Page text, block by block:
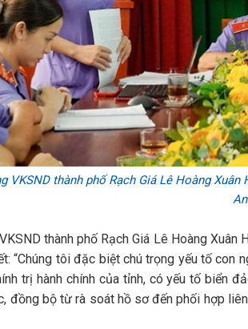
VKSND thành phố Rạch Giá Lê Hoàng
thành phố Rạch Giá Lê Hoàng
“Chúng tôi đặc biệt chú trọng yếu tố con
trị hành chính của tỉnh, có yếu tố biển
đồng bộ từ rà soát hồ sơ đến phối hợp